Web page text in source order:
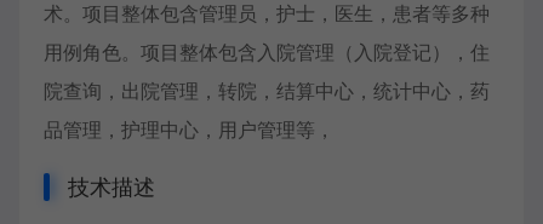
术。项目整体包含管理员，护士，医生，患者等多种
用例角色。项目整体包含入院管理（入院登记），住
院查询，出院管理，转院，结算中心，统计中心，药
品管理，护理中心，用户管理等，
技术描述